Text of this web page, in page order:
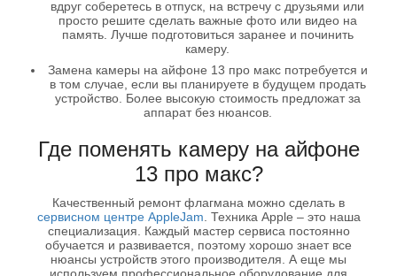
вдруг соберетесь в отпуск, на встречу с друзьями или
просто решите сделать важные фото или видео на
память. Лучше подготовиться заранее и починить
камеру.
Замена камеры на айфоне 13 про макс потребуется и
в том случае, если вы планируете в будущем продать
устройство. Более высокую стоимость предложат за
аппарат без нюансов.
Где поменять камеру на айфоне
13 про макс?
Качественный ремонт флагмана можно сделать в
сервисном центре AppleJam . Техника Apple – это наша
специализация. Каждый мастер сервиса постоянно
обучается и развивается, поэтому хорошо знает все
нюансы устройств этого производителя. А еще мы